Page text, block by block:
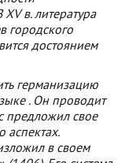
XV в. литература
городского
достоянием
германизацию
. Он проводит
предложил свое
аспектах.
в своем